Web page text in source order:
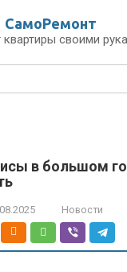
СамоРемонт
своими
в большом
Новости